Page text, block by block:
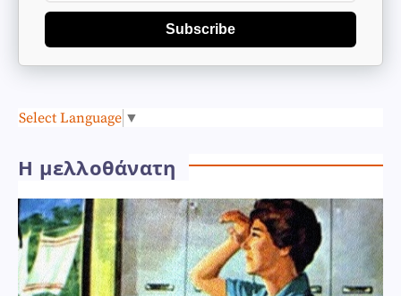
Subscribe
Select Language ▼
Η μελλοθάνατη